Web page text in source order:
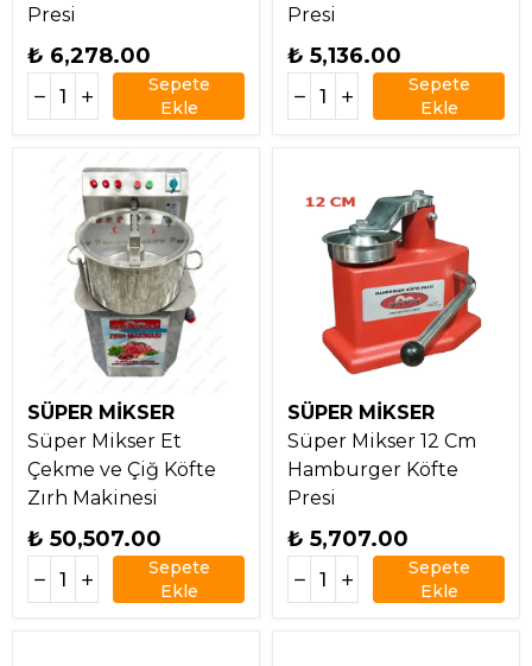
Presi
₺ 6,278.00
Sepete
Ekle
Presi
₺ 5,136.00
Sepete
Ekle
SÜPER MİKSER
Süper Mikser Et
Çekme ve Çiğ Köfte
Zırh Makinesi
₺ 50,507.00
Sepete
Ekle
SÜPER MİKSER
Süper Mikser 12 Cm
Hamburger Köfte
Presi
₺ 5,707.00
Sepete
Ekle